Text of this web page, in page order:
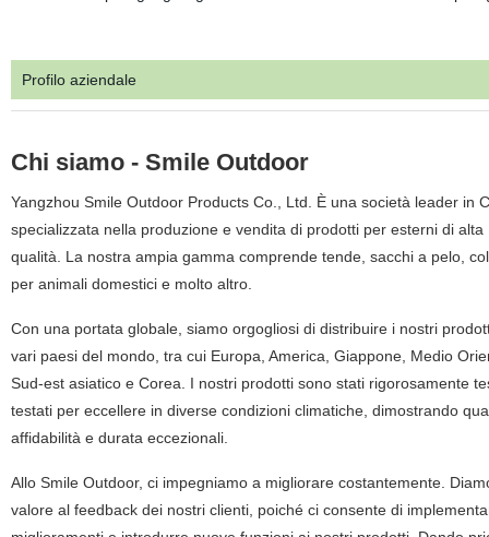
Profilo aziendale
Chi siamo - Smile Outdoor
Yangzhou Smile Outdoor Products Co., Ltd. È una società leader in
specializzata nella produzione e vendita di prodotti per esterni di alta
qualità. La nostra ampia gamma comprende tende, sacchi a pelo,
per animali domestici e molto altro.
Con una portata globale, siamo orgogliosi di distribuire i nostri
vari paesi del mondo, tra cui Europa, America, Giappone, Medio
Sud-est asiatico e Corea. I nostri prodotti sono stati rigorosamente
testati per eccellere in diverse condizioni climatiche, dimostrando
affidabilità e durata eccezionali.
Allo Smile Outdoor, ci impegniamo a migliorare costantemente.
valore al feedback dei nostri clienti, poiché ci consente di